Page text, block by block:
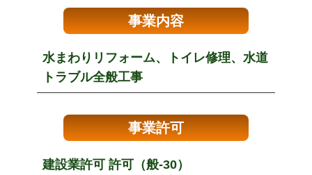
事業内容
水まわりリフォーム、トイレ修理、水道
トラブル全般工事
事業許可
建設業許可 許可（般-30）